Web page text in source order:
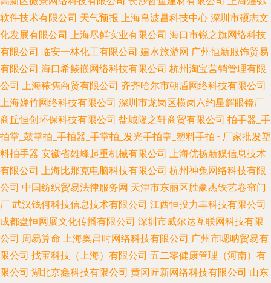
软件技术有限公司 天气预报 上海帛波昌科技中心 深圳市硕志文
化发展有限公司 上海尽鲜实业有限公司 海口市锐之旗网络科技
有限公司 临安一林化工有限公司 建水旅游网 广州恒新服饰贸易
有限公司 海口希鲮嵌网络科技有限公司 杭州淘宝营销管理有限
公司 上海秾隽商贸有限公司 齐齐哈尔市朝盾网络科技有限公司
上海婵竹网络科技有限公司 深圳市龙岗区横岗六约星辉眼镜厂
商丘恒创环保科技有限公司 盐城隆之轩商贸有限公司 拍手器_手
拍掌_鼓掌拍_手拍器_手掌拍_发光手拍掌_塑料手拍 - 厂家批发塑
料拍手器 安徽省雄峰起重机械有限公司 上海优扬新媒信息技术
有限公司 上海比那克电脑科技有限公司 杭州神兔网络科技有限
公司 中国纺织贸易法律服务网 天津市东丽区胜豪杰铁艺卷帘门
厂 武汉钱何科技信息技术有限公司 江西恒投力丰科技有限公司
成都盘恒网展文化传播有限公司 深圳市威尔达互联网科技有限
公司 周易算命 上海奥昌时网络科技有限公司 广州市嗯呐贸易有
限公司 找宝科技（上海）有限公司 五二零健康管理（河南）有
限公司 湖北京鑫科技有限公司 黄冈匠新网络科技有限公司 山东